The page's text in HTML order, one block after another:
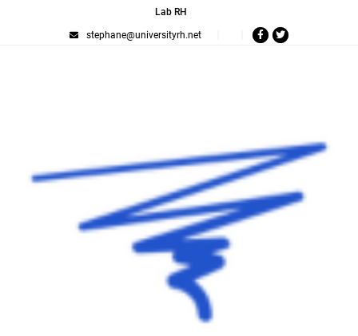
Lab RH
stephane@universityrh.net